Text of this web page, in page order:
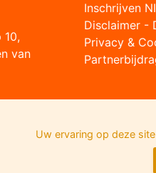
10,
van
Inschrijven
Disclaimer -
Privacy &
Uw ervaring op deze